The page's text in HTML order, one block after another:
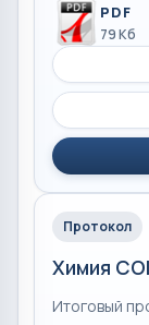
PDF
79 Кб
Протокол
Химия
Итоговый